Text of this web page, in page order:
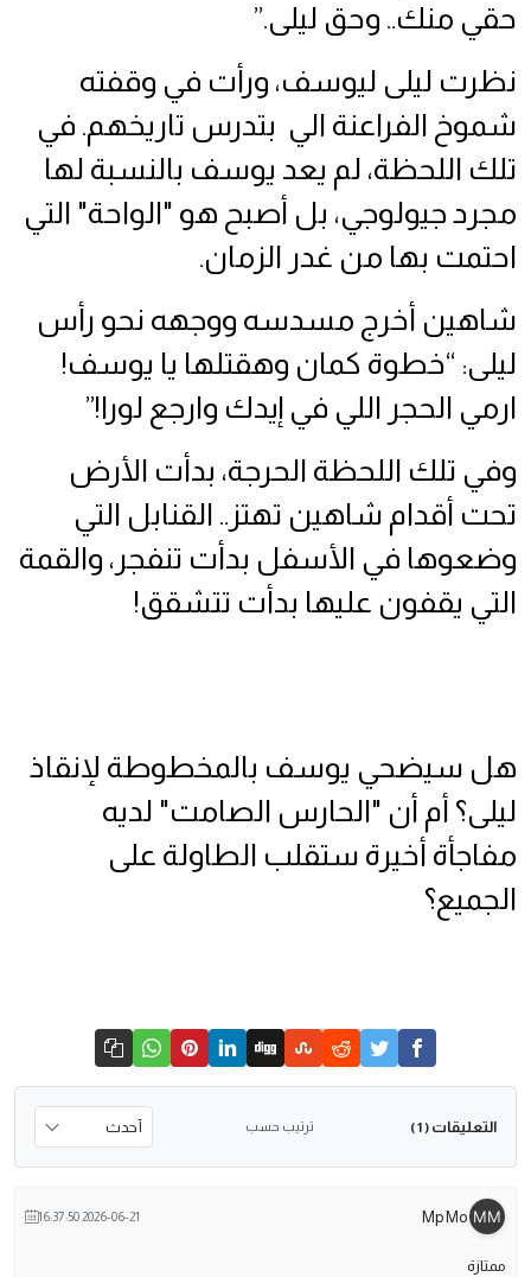
حقي منك.. وحق ليلى.”
نظرت ليلى ليوسف، ورأت في وقفته
شموخ الفراعنة الي بتدرس تاريخهم. في
تلك اللحظة، لم يعد يوسف بالنسبة لها
مجرد جيولوجي، بل أصبح هو "الواحة" التي
احتمت بها من غدر الزمان.
شاهين أخرج مسدسه ووجهه نحو رأس
ليلى: “خطوة كمان وهقتلها يا يوسف!
ارمي الحجر اللي في إيدك وارجع لورا!”
وفي تلك اللحظة الحرجة، بدأت الأرض
تحت أقدام شاهين تهتز.. القنابل التي
وضعوها في الأسفل بدأت تنفجر، والقمة
التي يقفون عليها بدأت تتشقق!
هل سيضحي يوسف بالمخطوطة لإنقاذ
ليلى؟ أم أن "الحارس الصامت" لديه
مفاجأة أخيرة ستقلب الطاولة على
الجميع؟
التعليقات ( 1 ) ترتيب حسب
Mp Mo
2026-06-21 16:37:50
ممتازة